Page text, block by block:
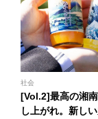
社会
[Vol.2]最高の湘
し上がれ。新し